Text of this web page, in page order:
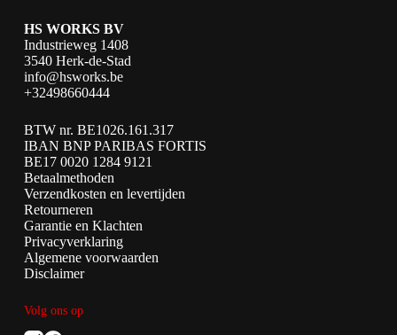
HS WORKS BV
Industrieweg 1408
3540 Herk-de-Stad
info@hsworks.be
+32498660444
BTW nr. BE1026.161.317
IBAN BNP PARIBAS FORTIS
BE17 0020 1284 9121
Betaalmethoden
Verzendkosten en levertijden
Retourneren
Garantie en Klachten
Privacyverklaring
Algemene voorwaarden
Disclaimer
Volg ons op